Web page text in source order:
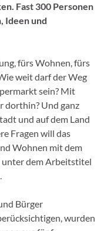
Fast 300 Personen
Ideen und
fürs Wohnen, fürs
weit darf der Weg
sein? Mit
dorthin? Und ganz
und auf dem Land
Fragen will das
Wohnen mit dem
unter dem Arbeitstitel
Bürger
wurden